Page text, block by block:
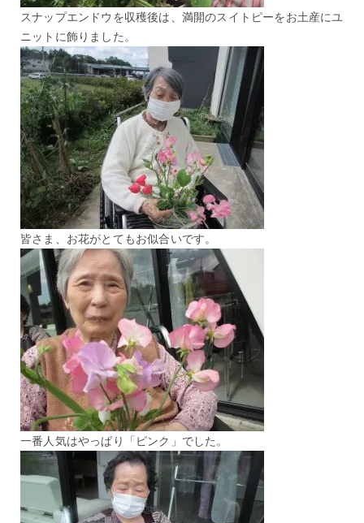
スナップエンドウを収穫後は、満開のスイトピーをお土産にユ
ニットに飾りました。
皆さま、お花がとてもお似合いです。
一番人気はやっぱり「ピンク」でした。